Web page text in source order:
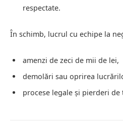
respectate.
În schimb, lucrul cu echipe la
amenzi de zeci de mii de lei,
demolări sau oprirea
procese legale și pierderi de